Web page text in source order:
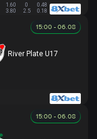
1.60 0
0.48
3.80
2.5 0.18
15:00 - 06.08
River Plate U17
15:00 - 06.08